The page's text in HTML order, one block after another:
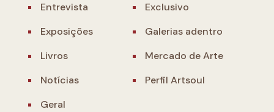
Entrevista
Exclusivo
Exposições
Galerias adentro
Livros
Mercado de Arte
Notícias
Perfil Artsoul
Geral